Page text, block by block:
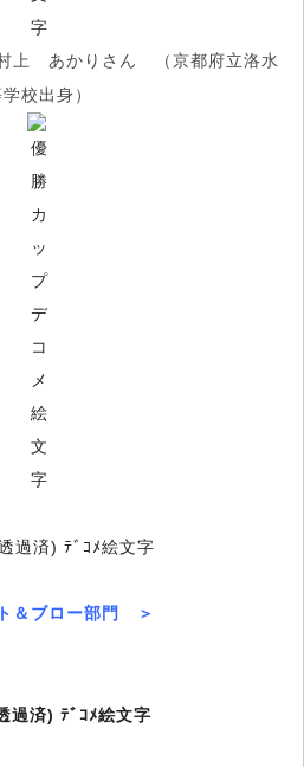
上
あかりさん （京都府立洛水
学校出身）
＆ブロー部門 ＞